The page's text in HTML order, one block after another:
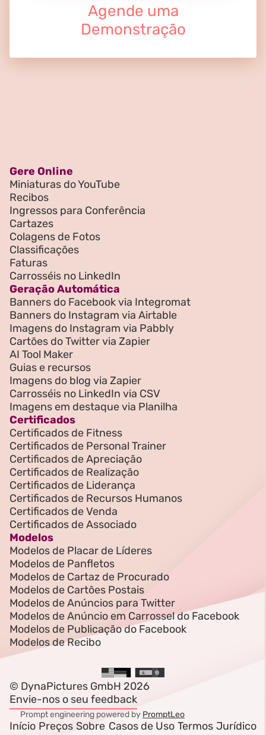
Agende uma
Demonstração
Gere Online
Miniaturas do YouTube
Recibos
Ingressos para Conferência
Cartazes
Colagens de Fotos
Classificações
Faturas
Carrosséis no LinkedIn
Geração Automática
Banners do Facebook via Integromat
Banners do Instagram via Airtable
Imagens do Instagram via Pabbly
Cartões do Twitter via Zapier
AI Tool Maker
Guias e recursos
Imagens do blog via Zapier
Carrosséis no LinkedIn via CSV
Imagens em destaque via Planilha
Certificados
Certificados de Fitness
Certificados de Personal Trainer
Certificados de Apreciação
Certificados de Realização
Certificados de Liderança
Certificados de Recursos Humanos
Certificados de Venda
Certificados de Associado
Modelos
Modelos de Placar de Líderes
Modelos de Panfletos
Modelos de Cartaz de Procurado
Modelos de Cartões Postais
Modelos de Anúncios para Twitter
Modelos de Anúncio em Carrossel do Facebook
Modelos de Publicação do Facebook
Modelos de Recibo
© DynaPictures GmbH 2026
Envie-nos o seu feedback
Prompt engineering powered by PromptLeo
Início Preços Sobre Casos de Uso Termos Jurídico